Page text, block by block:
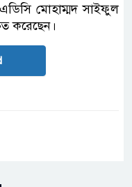
মোহাম্মদ সাইফুল
করেছেন।